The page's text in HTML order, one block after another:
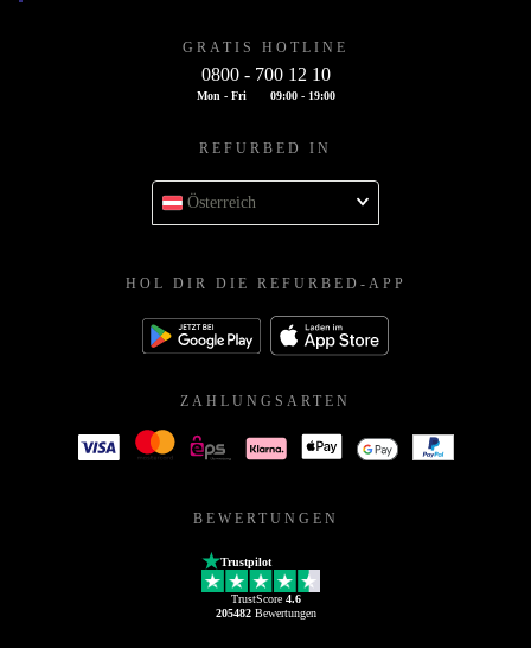
GRATIS HOTLINE
0800 - 700 12 10
Mon - Fri 09:00 - 19:00
REFURBED IN
Österreich
HOL DIR DIE REFURBED-APP
ZAHLUNGSARTEN
BEWERTUNGEN
Trustpilot
TrustScore 4.6
205482Bewertungen